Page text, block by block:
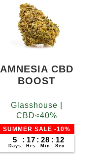
AMNESIA CBD
BOOST
Glasshouse |
CBD<40%
SUMMER SALE -10%
5
Days
: 17
Hrs
: 28
Min
: 11
Sec